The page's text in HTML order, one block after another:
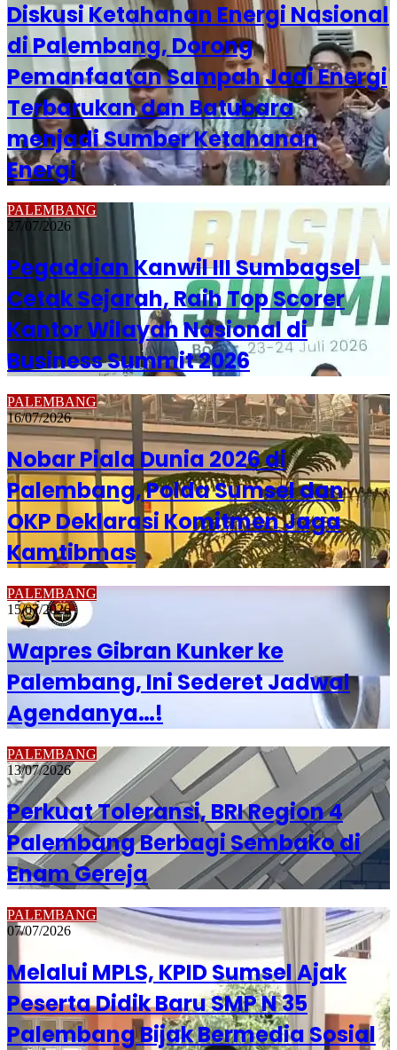
Diskusi Ketahanan Energi Nasional
di Palembang, Dorong
Pemanfaatan Sampah Jadi Energi
Terbarukan dan Batubara
menjadi Sumber Ketahanan
Energi
PALEMBANG
27/07/2026
Pegadaian Kanwil III Sumbagsel
Cetak Sejarah, Raih Top Scorer
Kantor Wilayah Nasional di
Business Summit 2026
PALEMBANG
16/07/2026
Nobar Piala Dunia 2026 di
Palembang, Polda Sumsel dan
OKP Deklarasi Komitmen Jaga
Kamtibmas
PALEMBANG
15/07/2026
Wapres Gibran Kunker ke
Palembang, Ini Sederet Jadwal
Agendanya…!
PALEMBANG
13/07/2026
Perkuat Toleransi, BRI Region 4
Palembang Berbagi Sembako di
Enam Gereja
PALEMBANG
07/07/2026
Melalui MPLS, KPID Sumsel Ajak
Peserta Didik Baru SMP N 35
Palembang Bijak Bermedia Sosial